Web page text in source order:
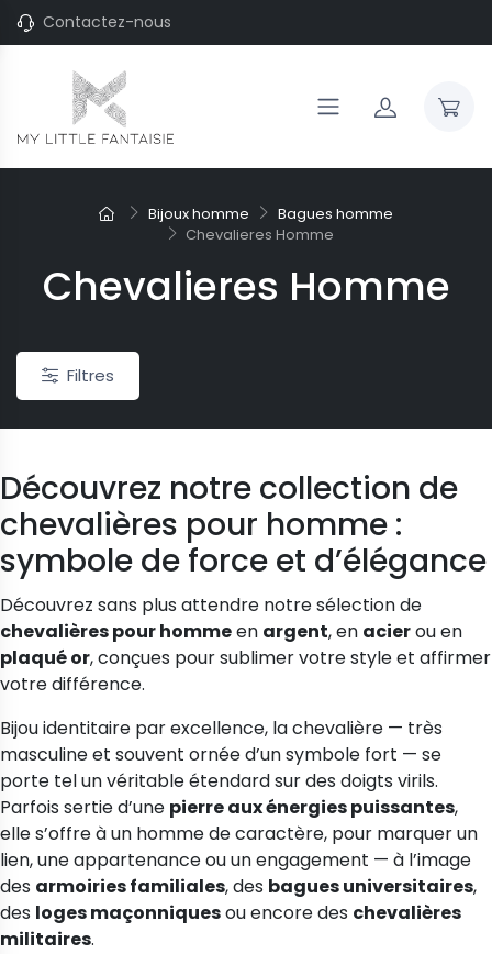
Contactez-nous
Bijoux homme
Bagues homme
Chevalieres Homme
Chevalieres Homme
du cou"
gouttes d'argent
brossées
187,90 €
-20%
Joncs pour enfant
Jonc argent Vangovango pour
adoslescente
Filtres
Découvrez notre collection de
chevalières pour homme :
symbole de force et d’élégance
Découvrez sans plus attendre notre sélection de
chevalières pour hommeen argent, en acierou en
plaqué or, conçues pour sublimer votre style et affirmer
votre différence.
Bijou identitaire par excellence, la chevalière — très
masculine et souvent ornée d’un symbole fort — se
porte tel un véritable étendard sur des doigts virils.
Parfois sertie d’une pierre aux énergies puissantes,
elle s’offre à un homme de caractère, pour marquer un
lien, une appartenance ou un engagement — à l’image
des armoiries familiales, des bagues universitaires,
des loges maçonniquesou encore des chevalières
militaires.